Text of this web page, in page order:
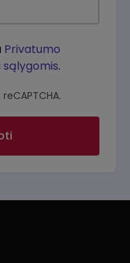
Privatumo
sąlygomis.